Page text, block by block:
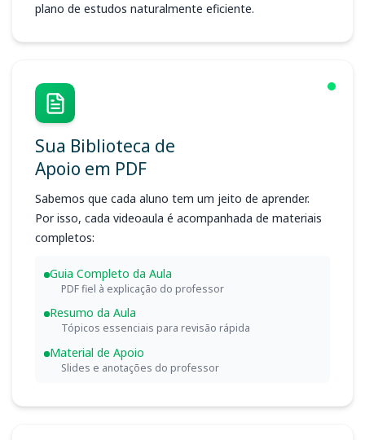
plano de estudos naturalmente eficiente.
Sua Biblioteca de
Apoio em PDF
Sabemos que cada aluno tem um jeito de aprender.
Por isso, cada videoaula é acompanhada de materiais
completos:
Guia Completo da Aula
PDF fiel à explicação do professor
Resumo da Aula
Tópicos essenciais para revisão rápida
Material de Apoio
Slides e anotações do professor